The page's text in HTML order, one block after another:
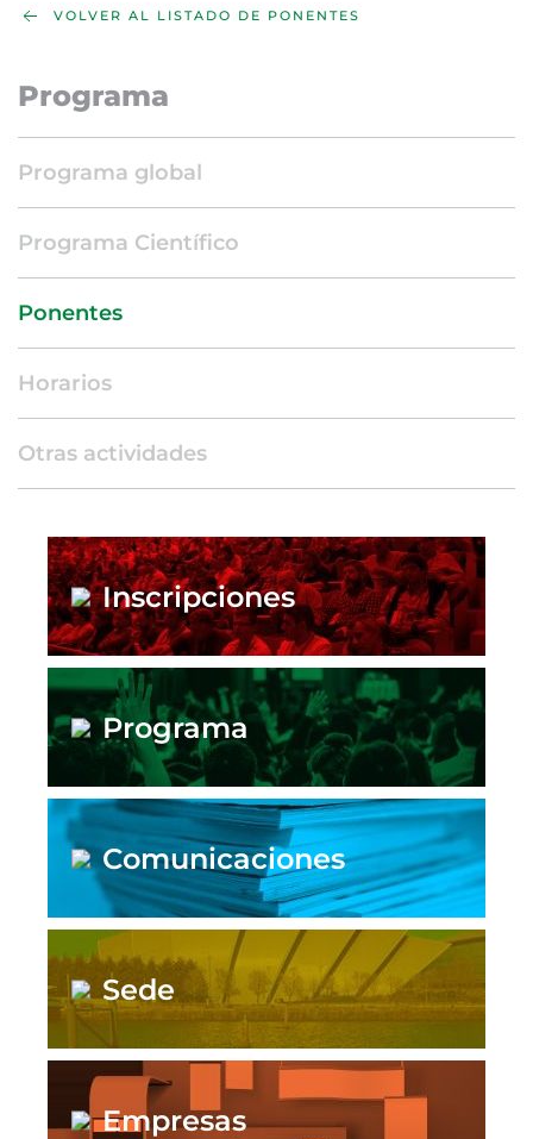
VOLVER AL LISTADO DE PONENTES
Programa
Programa global
Programa Científico
Ponentes
Horarios
Otras actividades
Inscripciones
Programa
Comunicaciones
Sede
Empresas